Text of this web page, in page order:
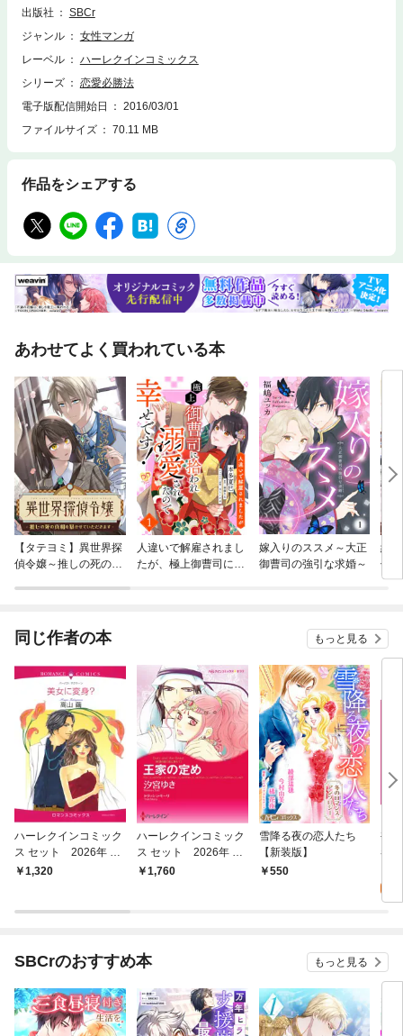
出版社
SBCr
ジャンル
女性マンガ
レーベル
ハーレクインコミックス
シリーズ
恋愛必勝法
電子版配信開始日
2016/03/01
ファイルサイズ
70.11 MB
作品をシェアする
あわせてよく買われている本
【タテヨミ】異世界探
偵令嬢～推しの死の真
人違いで解雇されまし
たが、極上御曹司に拾
嫁入りのススメ～大正
御曹司の強引な求婚～
純
偉
【
同じ作者の本 もっと見る
ハーレクインコミック
ス セット 2026年 vo
l.867
1,320
ハーレクインコミック
ス セット 2026年 vo
l.926
1,760
雪降る夜の恋人たち
【新装版】
550
裸
巻
SBCrのおすすめ本 もっと見る